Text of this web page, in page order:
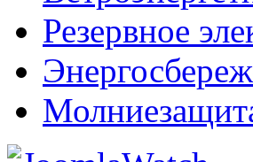
Резервное